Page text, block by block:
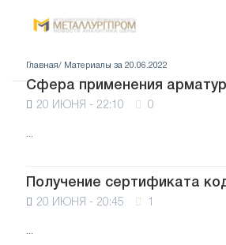
Главная/ Материалы за 20.06.2022
Сфера применения
20 ИЮНЯ - 22:10 0
...
Получение сертификата
20 ИЮНЯ - 20:45 1
...